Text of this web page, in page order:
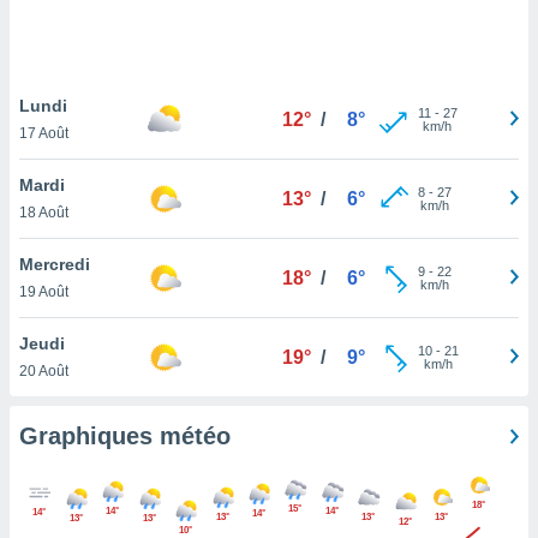
pas
de
à
cas,
que
sur le
ne
Lundi
17 Août
12° / 8° 11 - 27
km/h
Mardi
18 Août
13° / 6° 8- 27
km/h
Mercredi
19 Août
18° / 6° 9- 22
km/h
Jeudi
20 Août
19° / 9° 10- 21
km/h
Graphiques météo
14°
13°
14°
13°
10°
13° 14° 15° 14°
13° 12° 13°
18°